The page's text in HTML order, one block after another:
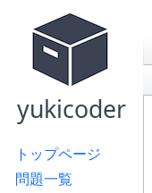
yukicoder
トップページ
問題一覧